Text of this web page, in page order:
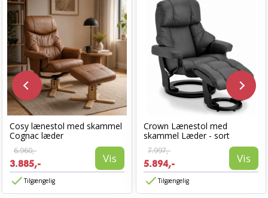
Cosy lænestol med skammel
Cognac læder
6.960,-
3.885,- Vis
Tilgængelig
Crown Lænestol med
skammel Læder - sort
7.997,-
5.894,- Vis
Tilgængelig